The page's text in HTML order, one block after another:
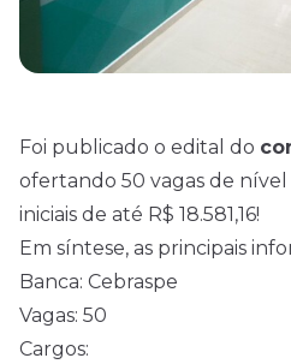
Foi publicado o edital do
ofertando 50 vagas de nível
iniciais de até R$ 18.581,16!
Em síntese, as principais
Banca: Cebraspe
Vagas: 50
Cargos: